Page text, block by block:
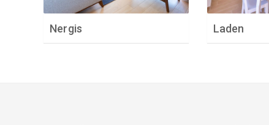
Nergis Laden